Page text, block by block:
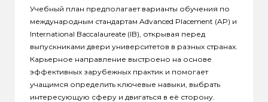
Учебный план предполагает варианты обучения по
международным стандартам Advanced Placement (AP) и
International Baccalaureate (IB), открывая перед
выпускниками двери университетов в разных странах.
Карьерное направление выстроено на основе
эффективных зарубежных практик и помогает
учащимся определить ключевые навыки, выбрать
интересующую сферу и двигаться в её сторону.